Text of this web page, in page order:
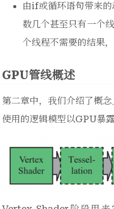
由if或循环语句带来
数几个甚至只有一个
个线程不需要的结果
GPU管线概述
第二章中，我们介绍了概
使用的逻辑模型以GPU暴